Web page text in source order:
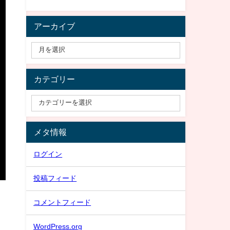
アーカイブ
カテゴリー
メタ情報
ログイン
投稿フィード
コメントフィード
WordPress.org